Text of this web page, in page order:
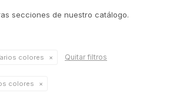
secciones de nuestro catálogo.
colores Quitar filtros
colores